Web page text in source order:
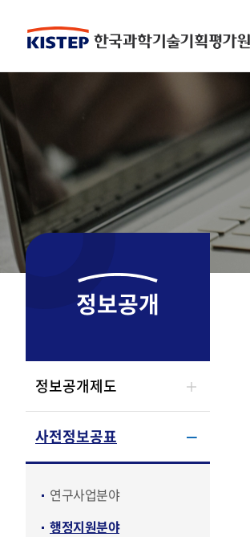
정보공개
정보공개제도
사전정보공표
연구사업분야
행정지원분야